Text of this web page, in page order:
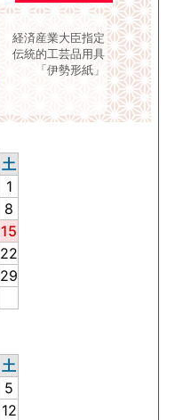
経済産業大臣指定
伝統的工芸品用具
「伊勢形紙」
土
1
8
15
22
29
土
5
12